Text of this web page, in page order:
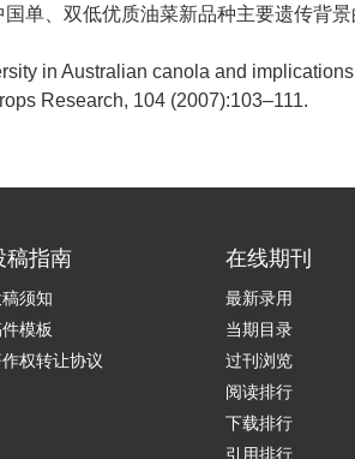
单、双低优质油菜新品种主要遗传背
in Australian canola and
Research, 104 (2007):103–111.
稿指南
须知
模板
权转让协议
在线期刊
最新录用
当期目录
过刊浏览
阅读排行
下载排行
引用排行